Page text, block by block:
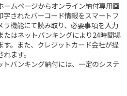
ムページからオンライン納付専用画
されたバーコード情報をスマートフ
ラ機能にて読み取り、必要事項を入力
たはネットバンキングにより24時間場
。また、クレジットカード会社が提
ます。
バンキング納付には、一定のシステ